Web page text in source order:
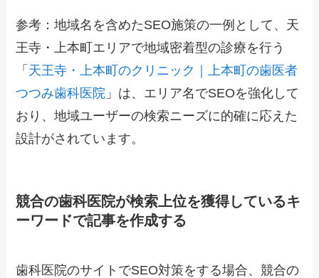
参考：地域名を含めたSEO施策の一例として、天
王寺・上本町エリアで地域密着型の診療を行う
「 天王寺・上本町のクリニック｜上本町の歯医者
つつみ歯科医院 」は、エリア名でSEOを強化して
おり、地域ユーザーの検索ニーズに的確に応えた
設計がされています。
競合の歯科医院が検索上位を獲得しているキ
ーワードで記事を作成する
歯科医院のサイトでSEO対策をする場合、競合の